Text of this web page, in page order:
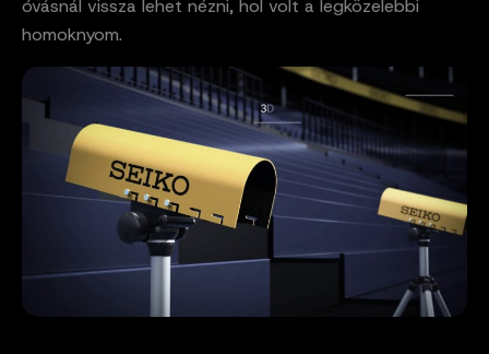
óvásnál vissza lehet nézni, hol volt a legközelebbi
homoknyom.